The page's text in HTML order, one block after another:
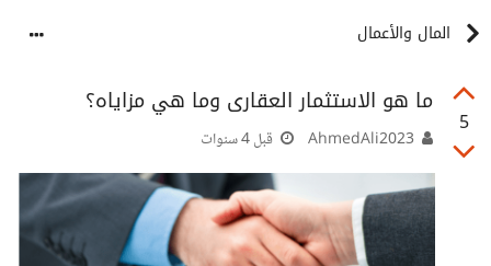
المال والأعمال
5
ما هو الاستثمار العقارى وما هي مزاياه؟
قبل 4 سنوات